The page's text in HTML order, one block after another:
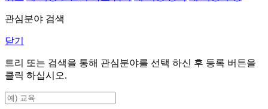
관심분야 검색
닫기
트리 또는 검색을 통해 관심분야를 선택 하신 후 등록 버튼을
클릭 하십시오.